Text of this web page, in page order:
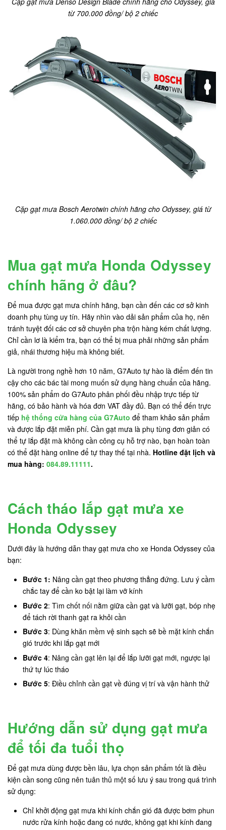
từ 700.000 đồng/ bộ 2 chiếc
Cặp gạt mưa Bosch Aerotwin chính hãng cho Odyssey, giá từ
1.060.000 đồng/ bộ 2 chiếc
Mua gạt mưa Honda Odyssey
chính hãng ở đâu?
Để mua được gạt mưa chính hãng, bạn cần đến các cơ sở kinh
doanh phụ tùng uy tín. Hãy nhìn vào dải sản phẩm của họ, nên
tránh tuyệt đối các cơ sở chuyên pha trộn hàng kém chất lượng.
Chỉ cần lơ là kiểm tra, bạn có thể bị mua phải những sản phẩm
giả, nhái thương hiệu mà không biết.
Là người trong nghề hơn 10 năm, G7Auto tự hào là điểm đến tin
cậy cho các bác tài mong muốn sử dụng hàng chuẩn của hãng.
100% sản phẩm do G7Auto phân phối đều nhập trực tiếp từ
hãng, có bảo hành và hóa đơn VAT đầy đủ. Bạn có thể đến trực
tiếp hệ thống cửa hàng của G7Auto để tham khảo sản phẩm
và được lắp đặt miễn phí. Cần gạt mưa là phụ tùng đơn giản có
thể tự lắp đặt mà không cần công cụ hỗ trợ nào, bạn hoàn toàn
có thể đặt hàng online để tự thay thế tại nhà. Hotline đặt lịch và
mua hàng: 084.89.11111.
Cách tháo lắp gạt mưa xe
Honda Odyssey
Dưới đây là hướng dẫn thay gạt mưa cho xe Honda Odyssey của
bạn:
Bước 1: Nâng cần gạt theo phương thẳng đứng. Lưu ý cầm
chắc tay để cần ko bật lại làm vỡ kính
Bước 2: Tìm chốt nối nằm giữa cần gạt và lưỡi gạt, bóp nhẹ
để tách rời thanh gạt ra khỏi cần
Bước 3: Dùng khăn mềm vệ sinh sạch sẽ bề mặt kính chắn
gió trước khi lắp gạt mới
Bước 4: Nâng cần gạt lên lại để lắp lưỡi gạt mới, ngược lại
thứ tự lúc tháo
Bước 5: Điều chỉnh cần gạt về đúng vị trí và vận hành thử
Hướng dẫn sử dụng gạt mưa
để tối đa tuổi thọ
Để gạt mưa dùng được bền lâu, lựa chọn sản phẩm tốt là điều
kiện cần song cũng nên tuân thủ một số lưu ý sau trong quá trình
sử dụng:
Chỉ khởi động gạt mưa khi kính chắn gió đã được bơm phun
nước rửa kính hoặc đang có nước, không gạt khi kính đang